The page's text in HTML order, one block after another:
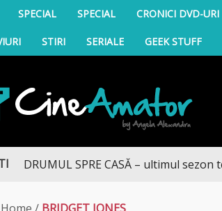
SPECIAL SPECIAL CRONICI DVD-URI
STIRI SERIALE GEEK STUFF
DRUMUL SPRE CASĂ – ultimul sezon te